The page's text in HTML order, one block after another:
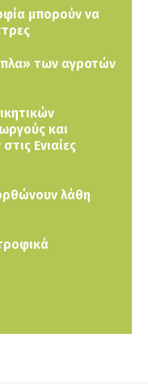
μπορούν να
των αγροτών
και
Ενιαίες
λάθη